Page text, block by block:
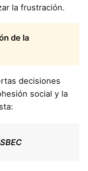
la frustración.
de la
decisiones
social y la